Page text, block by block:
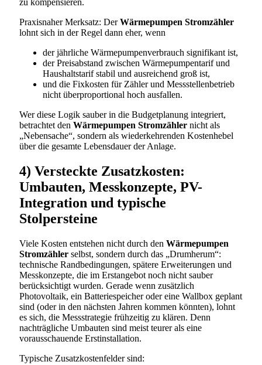
zu kompensieren.
Praxisnaher Merksatz: DerWärmepumpen Stromzähler
lohnt sich in der Regel dann eher, wenn
der jährliche Wärmepumpenverbrauch signifikant ist,
der Preisabstand zwischen Wärmepumpentarif und
Haushaltstarif stabil und ausreichend groß ist,
und die Fixkosten für Zähler und Messstellenbetrieb
nicht überproportional hoch ausfallen.
Wer diese Logik sauber in die Budgetplanung integriert,
betrachtet den Wärmepumpen Stromzähler nicht als
„Nebensache“, sondern als wiederkehrenden Kostenhebel
über die gesamte Lebensdauer der Anlage.
4) Versteckte Zusatzkosten:
Umbauten, Messkonzepte, PV-
Integration und typische
Stolpersteine
Viele Kosten entstehen nicht durch den Wärmepumpen
Stromzähler selbst, sondern durch das „Drumherum“:
technische Randbedingungen, spätere Erweiterungen und
Messkonzepte, die im Erstangebot noch nicht sauber
berücksichtigt wurden. Gerade wenn zusätzlich
Photovoltaik, ein Batteriespeicher oder eine Wallbox geplant
sind (oder in den nächsten Jahren kommen könnten), lohnt
es sich, die Messstrategie frühzeitig zu klären. Denn
nachträgliche Umbauten sind meist teurer als eine
vorausschauende Erstinstallation.
Typische Zusatzkostenfelder sind: